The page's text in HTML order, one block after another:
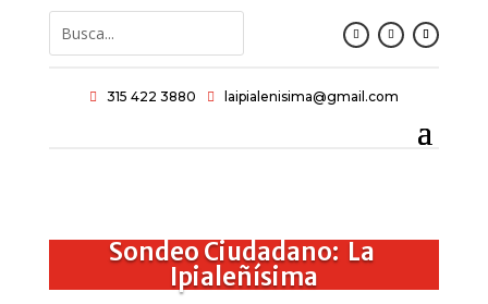
 315 422 3880  laipialenisima@gmail.com
Sondeo Ciudadano: La
Ipialeñísima